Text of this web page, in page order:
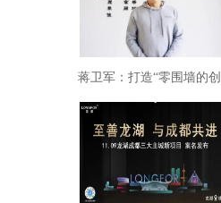
蒋卫军：打造“零围墙的创